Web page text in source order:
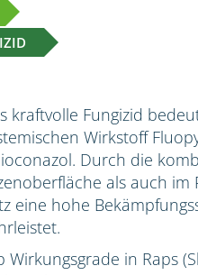
kraftvolle Fungizid
Wirkstoff
Durch die
als auch
eine hohe
Wirkungsgrade in Raps